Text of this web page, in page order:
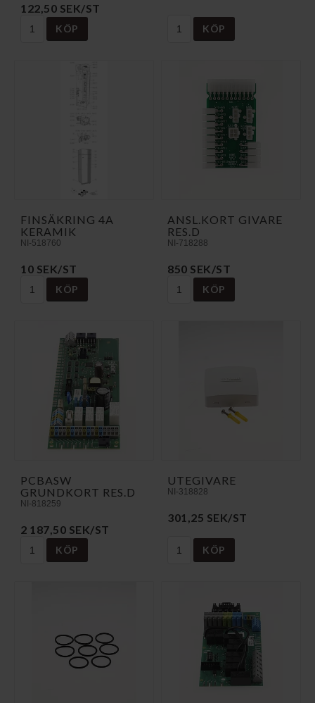
122,50 SEK/ST
KÖP KÖP
FINSÄKRING 4A
KERAMIK
NI-518760
10 SEK/ST
KÖP
ANSL.KORT GIVARE
RES.D
NI-718288
850 SEK/ST
KÖP
PCBASW
GRUNDKORT RES.D
NI-818259
2 187,50 SEK/ST
KÖP
UTEGIVARE
NI-318828
301,25 SEK/ST
KÖP